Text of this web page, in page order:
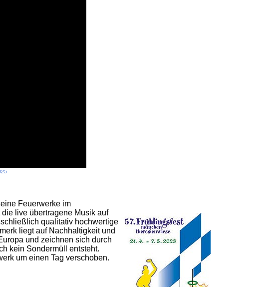
Feuerwerke im
live übertragene Musik auf
qualitativ hochwertige
liegt auf Nachhaltigkeit und
und zeichnen sich durch
kein Sondermüll entsteht.
um einen Tag verschoben.